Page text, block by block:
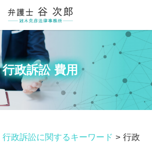
行政訴訟 費用
行政訴訟に関するキーワード > 行政